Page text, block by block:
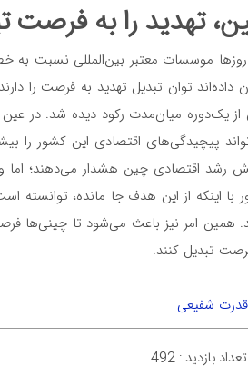
تهدید را به فرصت
روزها موسسات معتبر بین‌المللی نسبت به
یک‌دوره میان‌مدت رکود دیده شد. در عین
پیچیدگی‌‌‌های اقتصادی این کشور را
رشد اقتصادی چین هشدار می‌دهند؛ اما
با اینکه از این هدف جا مانده،
همین امر نیز باعث می‌شود تا چینی‌‌‌ها
تبدیل کنند.
قدرت شفیعی
تعداد بازدید : 492